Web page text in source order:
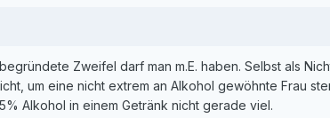
Zweifel darf man m.E. haben. Selbst als
um eine nicht extrem an Alkohol gewöhnte Frau
Alkohol in einem Getränk nicht gerade viel.